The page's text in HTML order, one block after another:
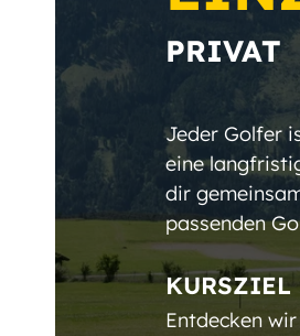
PRIVAT
Jeder Golfer
eine
dir
passenden
KURSZIEL
Entdecken